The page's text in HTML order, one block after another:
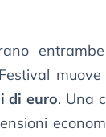
di euro. Una